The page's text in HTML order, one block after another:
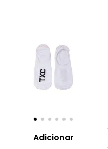
Adicionar